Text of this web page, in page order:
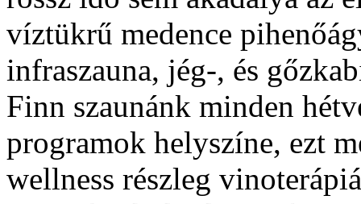
víztükrű medence
infraszauna, jég-, és
Finn szaunánk minden
programok helyszíne, ezt
wellness részleg